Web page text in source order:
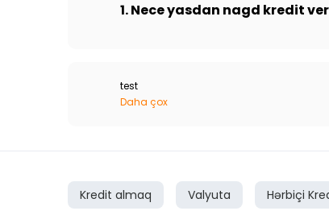
1. Nece yasdan nagd kredit
test
Daha çox
Kredit almaq Valyuta Hərbiçi